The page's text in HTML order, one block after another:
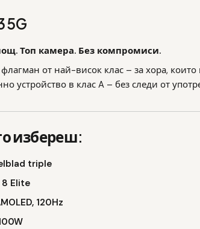
5G
Топ камера. Без компромиси.
флагман от най-висок клас – за хора,
устройство в клас A – без следи от
избереш:
triple
Elite
120Hz